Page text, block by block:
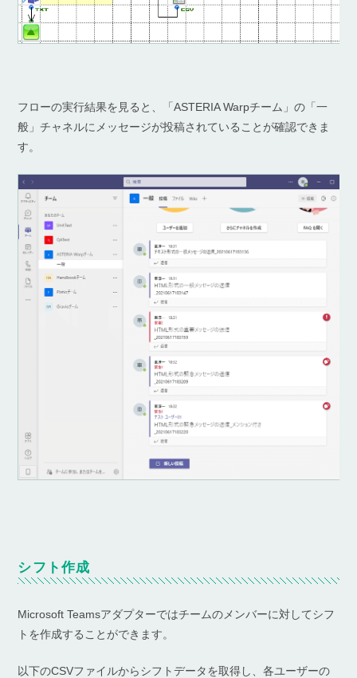
フローの実行結果を見ると、「ASTERIA Warpチーム」の「一
般」チャネルにメッセージが投稿されていることが確認できま
す。
シフト作成
Microsoft Teamsアダプターではチームのメンバーに対してシフ
トを作成することができます。
以下のCSVファイルからシフトデータを取得し、各ユーザーの